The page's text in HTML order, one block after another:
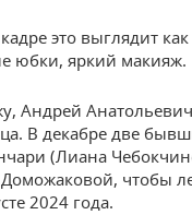
это выглядит
юбки, яркий макияж.
Андрей
В декабре две
(Лиана
Доможаковой, чтобы
2024 года.